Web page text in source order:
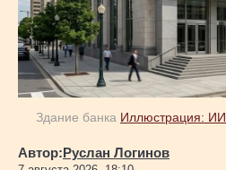
Здание банка Иллюстрация: ИИ
Автор:Руслан Логинов